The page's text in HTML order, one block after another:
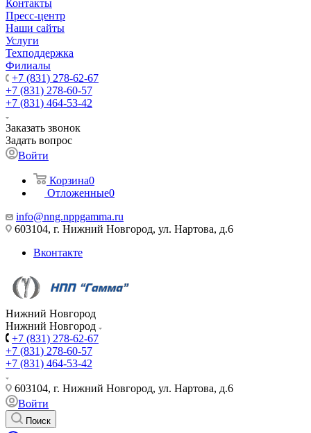
Контакты
Пресс-центр
Наши сайты
Услуги
Техподдержка
Филиалы
+7 (831) 278-62-67
+7 (831) 278-60-57
+7 (831) 464-53-42
Заказать звонок
Задать вопрос
Войти
Корзина0
Отложенные0
info@nng.nppgamma.ru
603104, г. Нижний Новгород, ул. Нартова, д.6
Вконтакте
Нижний Новгород
Нижний Новгород
+7 (831) 278-62-67
+7 (831) 278-60-57
+7 (831) 464-53-42
603104, г. Нижний Новгород, ул. Нартова, д.6
Войти
Поиск